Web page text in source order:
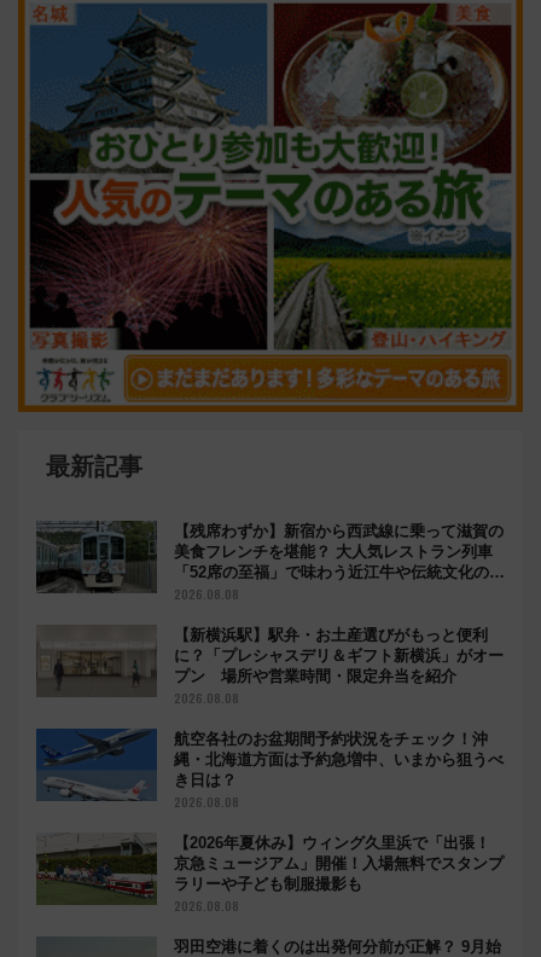
最新記事
【残席わずか】新宿から西武線に乗って滋賀の
美食フレンチを堪能？ 大人気レストラン列車
「52席の至福」で味わう近江牛や伝統文化の特
別コラボ
2026.08.08
【新横浜駅】駅弁・お土産選びがもっと便利
に？「プレシャスデリ＆ギフト新横浜」がオー
プン 場所や営業時間・限定弁当を紹介
2026.08.08
航空各社のお盆期間予約状況をチェック！沖
縄・北海道方面は予約急増中、いまから狙うべ
き日は？
2026.08.08
【2026年夏休み】ウィング久里浜で「出張！
京急ミュージアム」開催！入場無料でスタンプ
ラリーや子ども制服撮影も
2026.08.08
羽田空港に着くのは出発何分前が正解？ 9月始